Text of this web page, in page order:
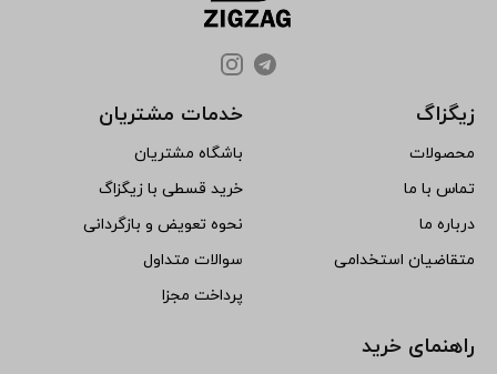
زیگزاگ
محصولات
تماس با ما
درباره ما
متقاضیان استخدامی
خدمات مشتریان
باشگاه مشتریان
خرید قسطی با زیگزاگ
نحوه تعویض و بازگردانی
سوالات متداول
پرداخت مجزا
راهنمای خرید